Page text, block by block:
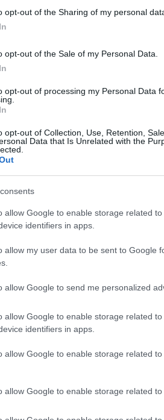
opt-out of the Sharing of my personal
opt-out of the Sale of my Personal Data.
opt-out of processing my Personal Data
opt-out of Collection, Use, Retention,
Data that Is Unrelated with the
allow Google to enable storage related
identifiers in apps.
allow my user data to be sent to Google
allow Google to send me personalized
allow Google to enable storage related
identifiers in apps.
allow Google to enable storage related
allow Google to enable storage related to
la parte nobile è quella che
comunale di Narcao
porta i colori della nostra
auguri affinché possano
Nonnis anche l’assessora
noi è motivo di orgoglio che
equipaggio. Abbiamo
unisce lo sport al tema
si divertiranno, ma
sposiamo i
perciò
e il suo amico Igor Nonnis”.
Fresi, presidente
all’iniziativa. “Appena
a questa iniziativa”, ha
e i ragazzi
perché nonostante
di tutti, con una grande
contributo in Africa”.
che si alternerà alla guida
Marocco. La partenza è
al porto di Almeria e
e propria
a bordo di una Panda